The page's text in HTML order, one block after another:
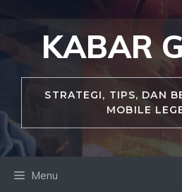
content
KABAR
STRATEGI, TIPS, DAN
MOBILE
Menu